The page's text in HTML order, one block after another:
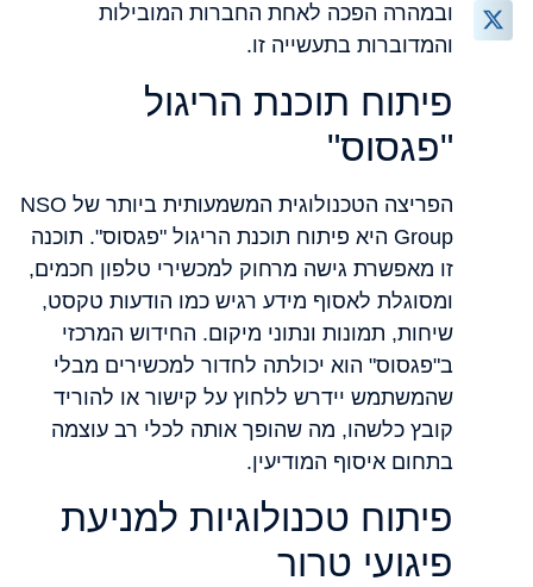
ובמהרה הפכה לאחת החברות המובילות
והמדוברות בתעשייה זו.
פיתוח תוכנת הריגול
"פגסוס"
הפריצה הטכנולוגית המשמעותית ביותר של NSO
Group היא פיתוח תוכנת הריגול "פגסוס". תוכנה
זו מאפשרת גישה מרחוק למכשירי טלפון חכמים,
ומסוגלת לאסוף מידע רגיש כמו הודעות טקסט,
שיחות, תמונות ונתוני מיקום. החידוש המרכזי
ב"פגסוס" הוא יכולתה לחדור למכשירים מבלי
שהמשתמש יידרש ללחוץ על קישור או להוריד
קובץ כלשהו, מה שהופך אותה לכלי רב עוצמה
בתחום איסוף המודיעין.
פיתוח טכנולוגיות למניעת
פיגועי טרור